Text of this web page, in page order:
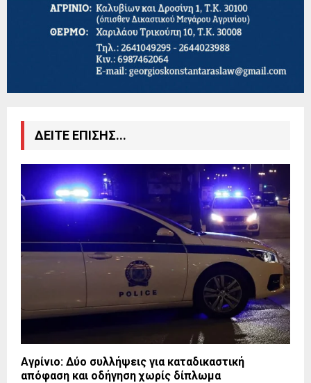
ΔΕΙΤΕ ΕΠΙΣΗΣ...
Αγρίνιο: Δύο συλλήψεις για καταδικαστική
απόφαση και οδήγηση χωρίς δίπλωμα